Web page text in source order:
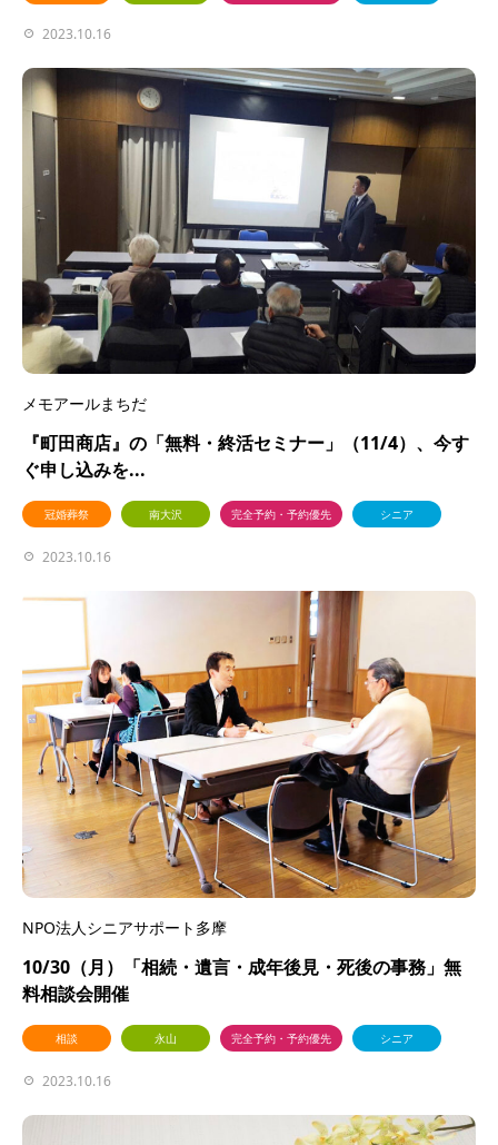
2023.10.16
メモアールまちだ
『町田商店』の「無料・終活セミナー」（11/4）、今す
ぐ申し込みを...
冠婚葬祭 南大沢 完全予約・予約優先 シニア
2023.10.16
NPO法人シニアサポート多摩
10/30（月）「相続・遺言・成年後見・死後の事務」無
料相談会開催
相談 永山 完全予約・予約優先 シニア
2023.10.16